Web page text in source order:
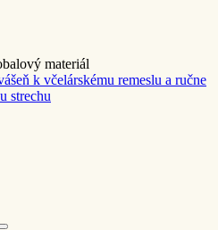
materiál
k včelárskému remeslu a ručne
strechu